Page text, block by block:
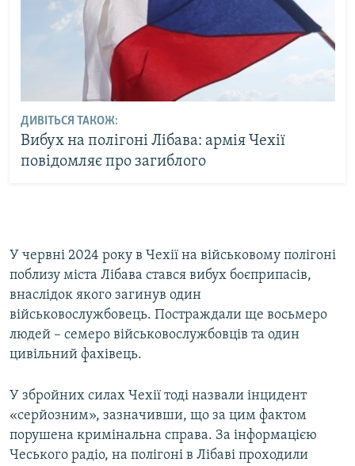
ДИВІТЬСЯ ТАКОЖ:
Вибух на полігоні Лібава: армія Чехії
повідомляє про загиблого
У червні 2024 року в Чехії на військовому полігоні
поблизу міста Лібава стався вибух боєприпасів,
внаслідок якого загинув один
військовослужбовець. Постраждали ще восьмеро
людей – семеро військовослужбовців та один
цивільний фахівець.
У збройних силах Чехії тоді назвали інцидент
«серйозним», зазначивши, що за цим фактом
порушена кримінальна справа. За інформацією
Чеського радіо, на полігоні в Лібаві проходили